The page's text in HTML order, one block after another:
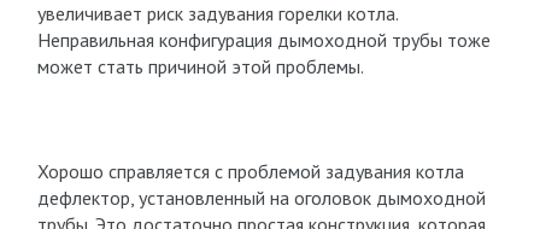
увеличивает риск задувания горелки котла.
Неправильная конфигурация дымоходной трубы тоже
может стать причиной этой проблемы.
Хорошо справляется с проблемой задувания котла
дефлектор, установленный на оголовок дымоходной
трубы. Это достаточно простая конструкция, которая